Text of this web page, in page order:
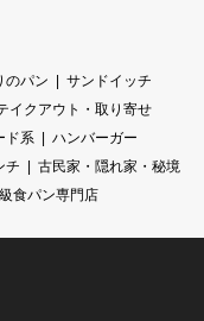
のパン
サンドイッチ
イクアウト・取り寄せ
ド系
ハンバーガー
チ
古民家・隠れ家・秘境
食パン専門店